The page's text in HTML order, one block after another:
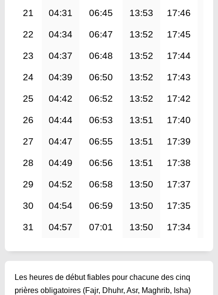
21 04:31 06:45 13:53 17:46
22 04:34 06:47 13:52 17:45
23 04:37 06:48 13:52 17:44
24 04:39 06:50 13:52 17:43
25 04:42 06:52 13:52 17:42
26 04:44 06:53 13:51 17:40
27 04:47 06:55 13:51 17:39
28 04:49 06:56 13:51 17:38
29 04:52 06:58 13:50 17:37
30 04:54 06:59 13:50 17:35
31 04:57 07:01 13:50 17:34
Les heures de début fiables pour chacune des cinq
prières obligatoires (Fajr, Dhuhr, Asr, Maghrib, Isha)